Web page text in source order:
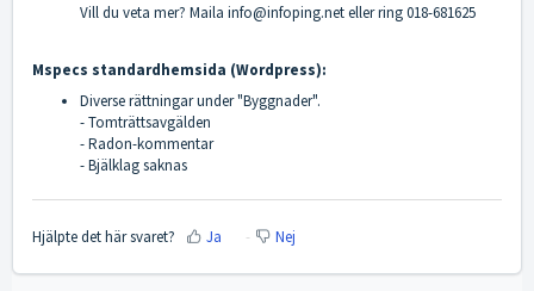
Vill du veta mer? Maila info@infoping.neteller ring 018-681625
Mspecs standardhemsida (Wordpress):
Diverse rättningar under "Byggnader".
- Tomträttsavgälden
- Radon-kommentar
- Bjälklag saknas
Hjälpte det här svaret? Ja Nej